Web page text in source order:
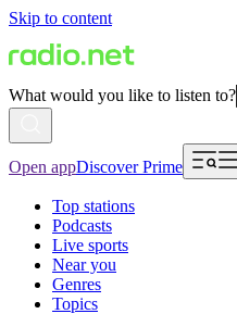
Skip to content
What would you like to listen to?
Open appDiscover Prime
Top stations
Podcasts
Live sports
Near you
Genres
Topics